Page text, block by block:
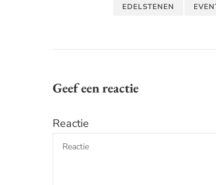
EDELSTENEN
Geef een reactie
Reactie